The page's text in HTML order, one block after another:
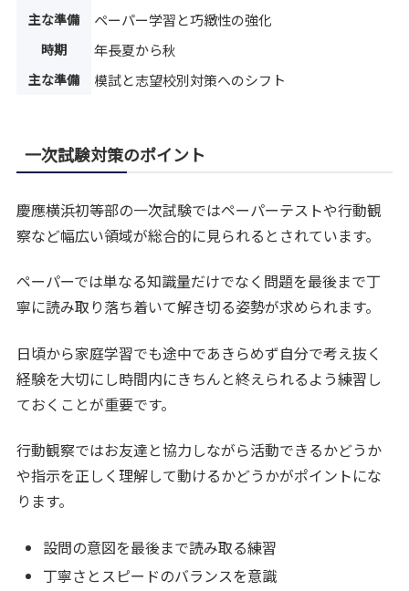
主な準備 ペーパー学習と巧緻性の強化
時期 年長夏から秋
主な準備 模試と志望校別対策へのシフト
一次試験対策のポイント
慶應横浜初等部の一次試験ではペーパーテストや行動観
察など幅広い領域が総合的に見られるとされています。
ペーパーでは単なる知識量だけでなく問題を最後まで丁
寧に読み取り落ち着いて解き切る姿勢が求められます。
日頃から家庭学習でも途中であきらめず自分で考え抜く
経験を大切にし時間内にきちんと終えられるよう練習し
ておくことが重要です。
行動観察ではお友達と協力しながら活動できるかどうか
や指示を正しく理解して動けるかどうかがポイントにな
ります。
設問の意図を最後まで読み取る練習
丁寧さとスピードのバランスを意識